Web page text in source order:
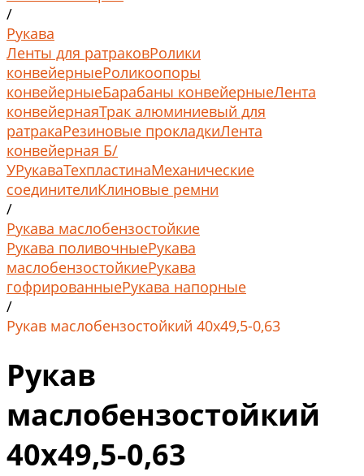
/
Рукава
Ленты для ратраковРолики
конвейерныеРоликоопоры
конвейерныеБарабаны конвейерныеЛента
конвейернаяТрак алюминиевый для
ратракаРезиновые прокладкиЛента
конвейерная Б/
УРукаваТехпластинаМеханические
соединителиКлиновые ремни
/
Рукава маслобензостойкие
Рукава поливочныеРукава
маслобензостойкиеРукава
гофрированныеРукава напорные
/
Рукав маслобензостойкий 40х49,5-0,63
Рукав
маслобензостойкий
40х49,5-0,63